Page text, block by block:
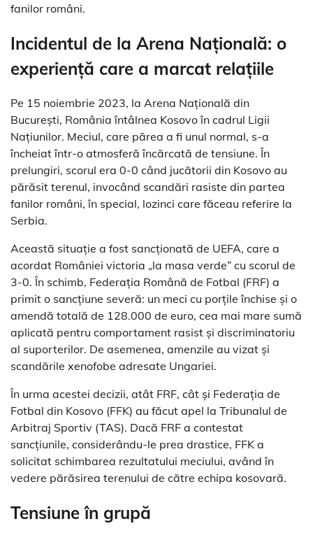
fanilor români.
Incidentul de la Arena Națională: o
experiență care a marcat relațiile
Pe 15 noiembrie 2023, la Arena Națională din
București, România întâlnea Kosovo în cadrul Ligii
Națiunilor. Meciul, care părea a fi unul normal, s-a
încheiat într-o atmosferă încărcată de tensiune. În
prelungiri, scorul era 0-0 când jucătorii din Kosovo au
părăsit terenul, invocând scandări rasiste din partea
fanilor români, în special, lozinci care făceau referire la
Serbia.
Această situație a fost sancționată de UEFA, care a
acordat României victoria „la masa verde” cu scorul de
3-0. În schimb, Federația Română de Fotbal (FRF) a
primit o sancțiune severă: un meci cu porțile închise și o
amendă totală de 128.000 de euro, cea mai mare sumă
aplicată pentru comportament rasist și discriminatoriu
al suporterilor. De asemenea, amenzile au vizat și
scandările xenofobe adresate Ungariei.
În urma acestei decizii, atât FRF, cât și Federația de
Fotbal din Kosovo (FFK) au făcut apel la Tribunalul de
Arbitraj Sportiv (TAS). Dacă FRF a contestat
sancțiunile, considerându-le prea drastice, FFK a
solicitat schimbarea rezultatului meciului, având în
vedere părăsirea terenului de către echipa kosovară.
Tensiune în grupă